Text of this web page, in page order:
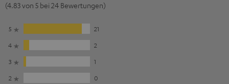
(4.83 von 5 bei 24 Bewertungen)
5
21
4
2
3
1
2
0